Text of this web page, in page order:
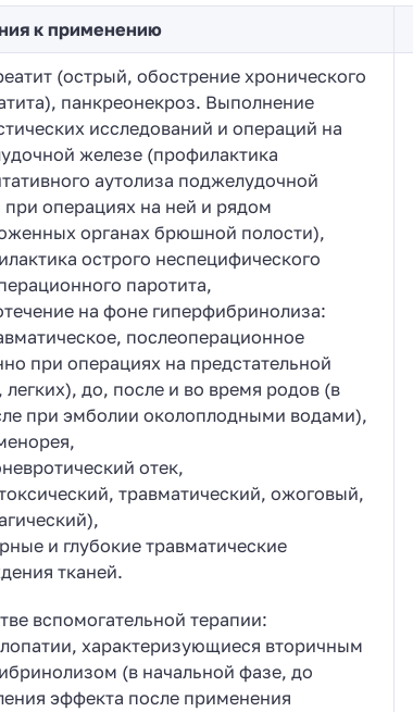
к применению
(острый, обострение хронического
панкреонекроз. Выполнение
исследований и операций на
железе (профилактика
аутолиза поджелудочной
операциях на ней и рядом
органах брюшной полости),
острого неспецифического
паротита,
на фоне гиперфибринолиза:
послеоперационное
при операциях на предстательной
легких), до, после и во время родов (в
при эмболии околоплодными водами),
отек,
травматический, ожоговый,
и глубокие травматические
тканей.
вспомогательной терапии:
характеризующиеся вторичным
(в начальной фазе, до
эффекта после применения